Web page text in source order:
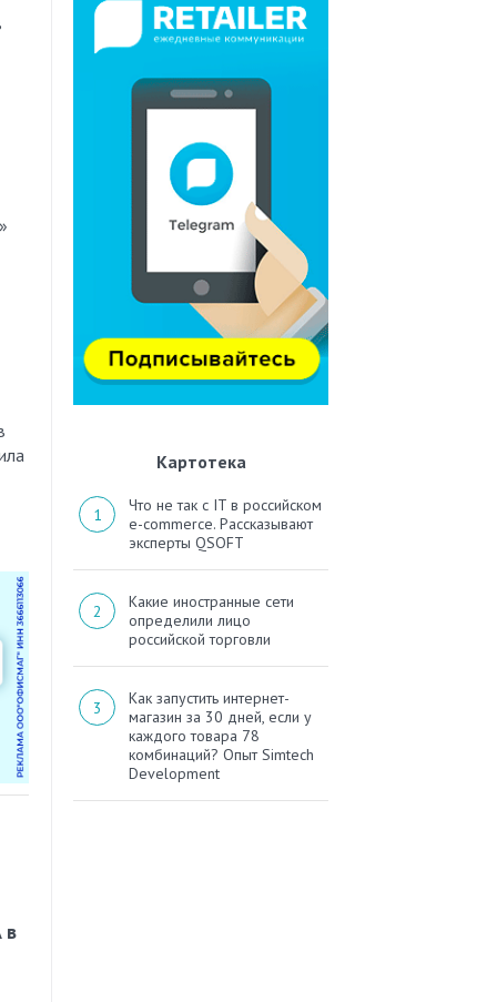
в
Картотека
Что не так с IT в российском
e-commerce. Рассказывают
эксперты QSOFT
Какие иностранные сети
определили лицо
российской торговли
Как запустить интернет-
магазин за 30 дней, если у
каждого товара 78
комбинаций? Опыт Simtech
Development